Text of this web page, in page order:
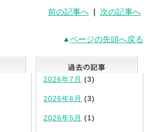
前の記事へ 次の記事へ
ページの先頭へ戻る
最新記事一覧
2026年7月 (3)
2026年6月 (3)
2026年5月 (1)